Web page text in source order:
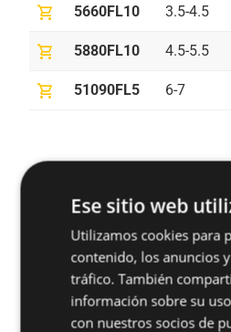
shopping_cart 5660FL10 3.5-4.5
shopping_cart 5880FL10 4.5-5.5
shopping_cart 51090FL5 6-7
Solicitar más
Ese sitio web
Utilizamos cookies para
contenido, los anuncios
tráfico. También
información sobre su
con nuestros socios de